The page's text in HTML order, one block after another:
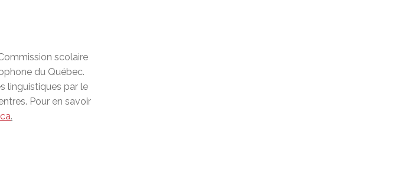
scolaire
du Québec.
linguistiques par le
Pour en savoir
.